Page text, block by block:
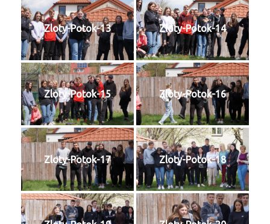
Zloty-Potok-13 Zloty-Potok-14
Zloty-Potok-15 Zloty-Potok-16
Zloty-Potok-17 Zloty-Potok-18